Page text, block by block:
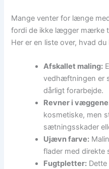
Mange venter for længe
fordi de ikke lægger mærke
Her er en liste over, hvad
Afskallet maling:
vedhæftningen er
dårligt forarbejde.
Revner i
kosmetiske, men
sætningsskader
Ujævn farve:
flader med direkte
Fugtpletter: